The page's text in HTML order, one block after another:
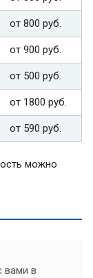
от 800 руб.
от 900 руб.
от 500 руб.
от 1800 руб.
от 590 руб.
можно
вами в